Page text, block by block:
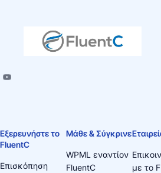
Εξερευνήστε το
FluentC
Επισκόπηση
Μάθε & Σύγκρινε
WPML εναντίον
FluentC
με το